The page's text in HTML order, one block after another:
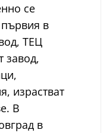
се
в
ТЕЦ
завод,
израстват
В
в